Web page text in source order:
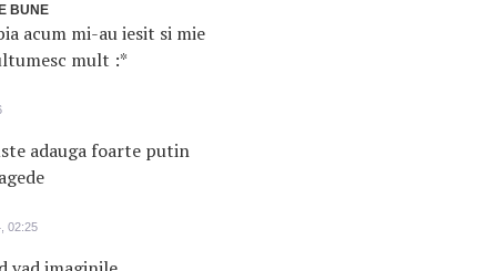
BUNE
acum mi-au iesit si mie
mult :*
adauga foarte putin
02:25